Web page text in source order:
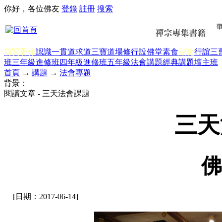
你好，各位佛友 登錄 註冊 搜索
前賢著作認識一貫道求道三寶道場修行設佛堂素食顯化行誼三
班三年級進修班四年級進修班五年級法會講題經典講題壇主班
首頁 → 講題 → 法會專題
背景：
閱讀文章 - 三天法會課題
三
[日期：2017-06-14]